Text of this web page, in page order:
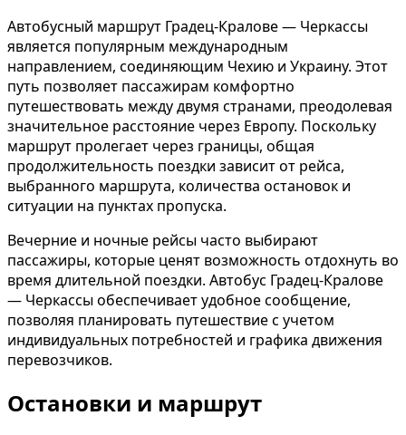
Автобусный маршрут Градец-Кралове — Черкассы
является популярным международным
направлением, соединяющим Чехию и Украину. Этот
путь позволяет пассажирам комфортно
путешествовать между двумя странами, преодолевая
значительное расстояние через Европу. Поскольку
маршрут пролегает через границы, общая
продолжительность поездки зависит от рейса,
выбранного маршрута, количества остановок и
ситуации на пунктах пропуска.
Вечерние и ночные рейсы часто выбирают
пассажиры, которые ценят возможность отдохнуть во
время длительной поездки. Автобус Градец-Кралове
— Черкассы обеспечивает удобное сообщение,
позволяя планировать путешествие с учетом
индивидуальных потребностей и графика движения
перевозчиков.
Остановки и маршрут